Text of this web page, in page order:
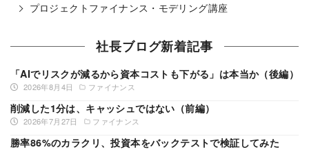
プロジェクトファイナンス・モデリング講座
社長ブログ新着記事
2026年8月4日 ファイナンス
「AIでリスクが減るから資本コストも下がる」は本当か（後編）
2026年7月27日 ファイナンス
削減した1分は、キャッシュではない（前編）
勝率86%のカラクリ、投資本をバックテストで検証してみた